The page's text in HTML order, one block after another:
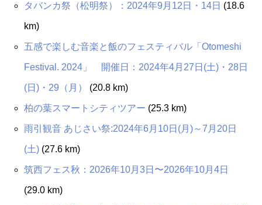
タバンカ祭（松明祭）：2024年9月12日・14日 (18.6
km)
五感で楽しむ音楽と飯のフェスティバル「Otomeshi
Festival. 2024」 開催日：2024年4月27日(土)・28日
(日)・29（月） (20.8 km)
柏の葉スマートシティツアー (25.3 km)
雨引観音 あじさい祭:2024年6月10日(月)～7月20日
(土)(27.6 km)
筑西フェス秋：2026年10月3日〜2026年10月4日
(29.0 km)